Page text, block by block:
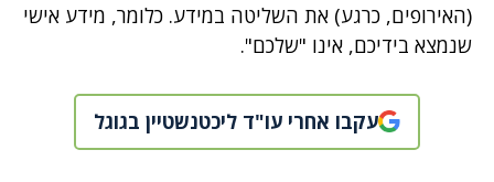
(האירופים, כרגע) את השליטה במידע. כלומר, מידע אישי
שנמצא בידיכם, אינו "שלכם".
עקבו אחרי עו"ד ליכטנשטיין בגוגל